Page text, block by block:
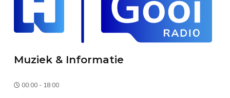
Muziek & Informatie
00:00 - 18:00